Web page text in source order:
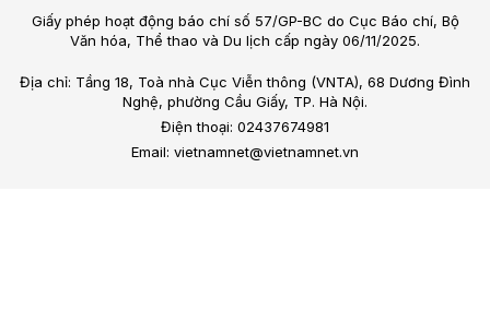
Giấy phép hoạt động báo chí số 57/GP-BC do Cục Báo chí, Bộ
Văn hóa, Thể thao và Du lịch cấp ngày 06/11/2025.
Địa chỉ: Tầng 18, Toà nhà Cục Viễn thông (VNTA), 68 Dương Đình
Nghệ, phường Cầu Giấy, TP. Hà Nội.
Điện thoại: 02437674981
Email: vietnamnet@vietnamnet.vn